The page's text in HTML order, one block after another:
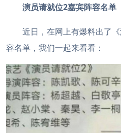
演员请就位2嘉宾阵容名单
近日，在网上有爆料出了《
容名单，我们一起来看看：